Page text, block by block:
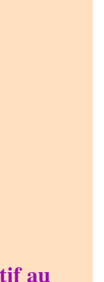
au